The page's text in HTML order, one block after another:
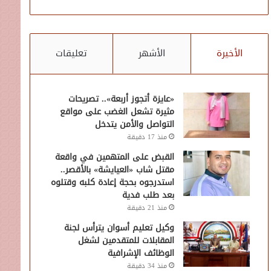
الأخيرة الأشهر تعليقات
«عايزة أتجوز أربعة».. تصريحات
مثيرة تشعل الغضب على مواقع
التواصل والأمن يتدخل
منذ 17 دقيقة
القبض على المتهمين في واقعة
مقتل شاب «العيايشة» بالأقصر..
استدرجوه بحجة إعادة كلبه وقتلوه
بعد طلب فدية
منذ 21 دقيقة
وكيل تعليم أسوان يترأس لجنة
المقابلات للمتقدمين لشغل
الوظائف الإشرافية
منذ 34 دقيقة